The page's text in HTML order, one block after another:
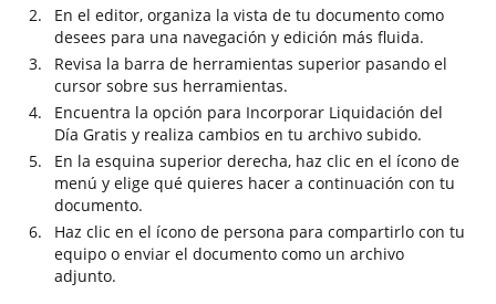
En el editor, organiza la vista de tu documento como
desees para una navegación y edición más fluida.
Revisa la barra de herramientas superior pasando el
cursor sobre sus herramientas.
Encuentra la opción para Incorporar Liquidación del
Día Gratis y realiza cambios en tu archivo subido.
En la esquina superior derecha, haz clic en el ícono de
menú y elige qué quieres hacer a continuación con tu
documento.
Haz clic en el ícono de persona para compartirlo con tu
equipo o enviar el documento como un archivo
adjunto.